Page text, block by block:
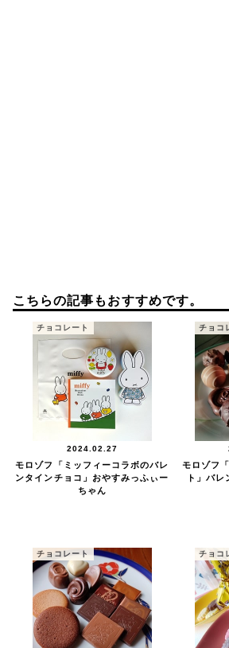
こちらの記事もおすすめです。
チョコレート
2024.02.27
モロゾフ「ミッフィーコラボのバレ
ンタインチョコ」おやすみっふぃー
ちゃん
チョコ
モロゾフ
ト」バ
チョコレート チョコ